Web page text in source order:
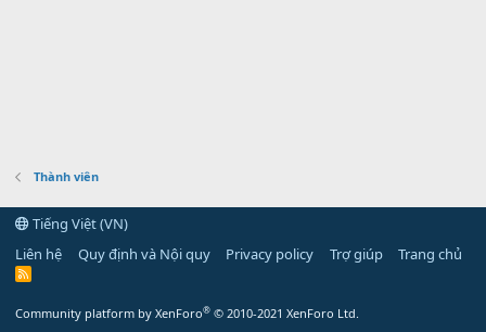
Thành viên
Tiếng Việt (VN)
Liên hệ
Quy định và Nội quy Privacy policy Trợ giúp Trang chủ
R
Community platform by XenForo® © 2010-2021 XenForo Ltd.